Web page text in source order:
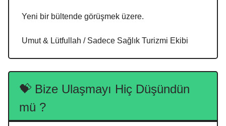
Yeni bir bültende görüşmek üzere.
Umut & Lütfullah / Sadece Sağlık Turizmi Ekibi
💝 Bize Ulaşmayı Hiç Düşündün
mü ?